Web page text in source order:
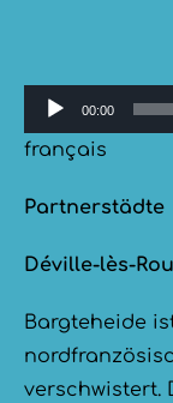
Audio-
Player
00:00
français
Partnerstädte
Déville-lès-
Bargteheide
verschwistert.